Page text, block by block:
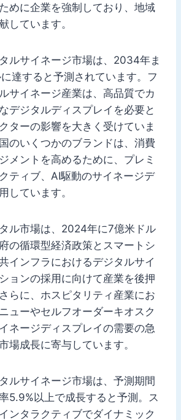
めに企業を強制しており、地域
しています。
ルサイネージ市場は、2034年ま
達すると予測されています。フ
サイネージ産業は、高品質でカ
デジタルディスプレイを必要と
ターの影響を大きく受けていま
のいくつかのブランドは、消費
メントを高めるために、プレミ
ティブ、AI駆動のサイネージデ
しています。
ル市場は、2024年に7億米ドル
の循環型経済政策とスマートシ
インフラにおけるデジタルサイ
ョンの採用に向けて産業を後押
らに、ホスピタリティ産業にお
ューやセルフオーダーキオスク
ネージディスプレイの需要の急
場成長に寄与しています。
ルサイネージ市場は、予測期間
5.9%以上で成長すると予測。ス
ンタラクティブでダイナミック